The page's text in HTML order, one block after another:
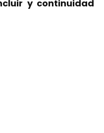
y continuidad